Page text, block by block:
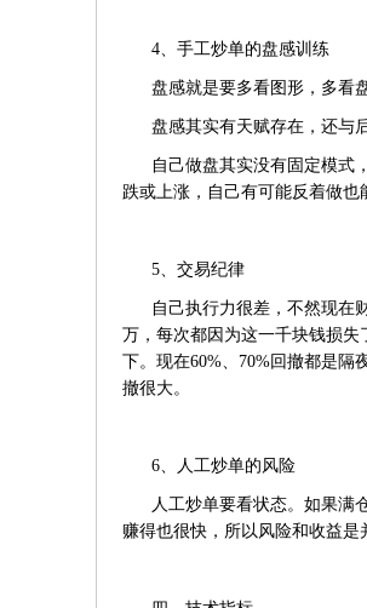
4、手工炒单的盘感训练
盘感就是要多看图形，多看
盘感其实有天赋存在，还与
自己做盘其实没有固定模式
跌或上涨，自己有可能反着做
5、交易纪律
自己执行力很差，不然现在
万，每次都因为这一千块钱损
下。现在60%、70%回撤都是隔
撤很大。
6、人工炒单的风险
人工炒单要看状态。如果满
赚得也很快，所以风险和收益是